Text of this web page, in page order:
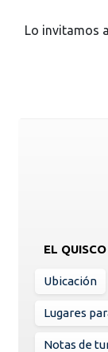
Lo invitamos
EL QUISCO
Ubicación
Lugares
Notas de